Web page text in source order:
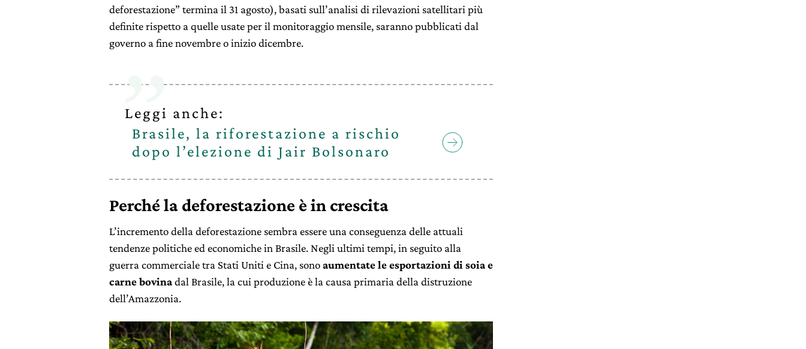
deforestazione” termina il 31 agosto), basati sull’analisi di rilevazioni satellitari più
definite rispetto a quelle usate per il monitoraggio mensile, saranno pubblicati dal
governo a fine novembre o inizio dicembre.
Leggi anche:
Brasile, la riforestazione a rischio
dopo l’elezione di Jair Bolsonaro
Perché la deforestazione è in crescita
L’incremento della deforestazione sembra essere una conseguenza delle attuali
tendenze politiche ed economiche in Brasile. Negli ultimi tempi, in seguito alla
guerra commerciale tra Stati Uniti e Cina, sonoaumentate le esportazioni di soia e
carne bovinadal Brasile, la cui produzione è la causa primaria della distruzione
dell’Amazzonia.